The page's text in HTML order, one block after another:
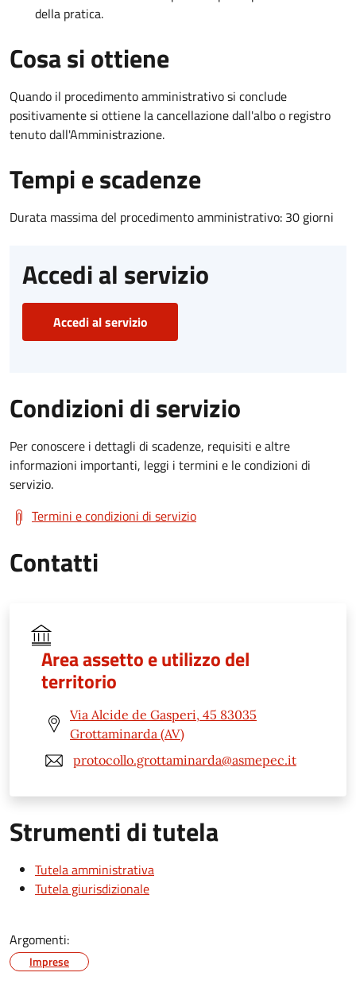
della pratica.
Cosa si ottiene
Quando il procedimento amministrativo si conclude
positivamente si ottiene la cancellazione dall'albo o registro
tenuto dall'Amministrazione.
Tempi e scadenze
Durata massima del procedimento amministrativo: 30 giorni
Accedi al servizio
Accedi al servizio
Condizioni di servizio
Per conoscere i dettagli di scadenze, requisiti e altre
informazioni importanti, leggi i termini e le condizioni di
servizio.
Termini e condizioni di servizio
Contatti
Area assetto e utilizzo del
territorio
Via Alcide de Gasperi, 45 83035
Grottaminarda (AV)
protocollo.grottaminarda@asmepec.it
Strumenti di tutela
Tutela amministrativa
Tutela giurisdizionale
Argomenti:
Imprese